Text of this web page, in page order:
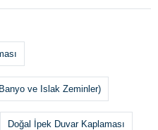
ve Islak Zeminler)
Doğal İpek Duvar Kaplaması